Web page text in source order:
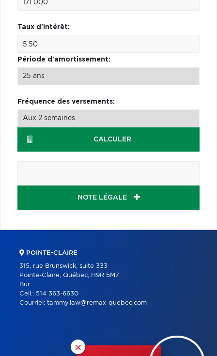
Taux d'intérêt:
Période d'amortissement:
Fréquence des versements:
CALCULER
NOTE LÉGALE
×
POINTE-CLAIRE
315, rue Brunswick, suite 333
Pointe-Claire, Québec, H9R 5M7
Bur.:
Cell.: 514 363-6630
Courriel: tammy.law@remax-quebec.com